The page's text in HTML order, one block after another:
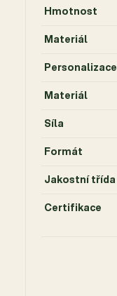
Hmotnost
Materiál
Personalizace
Materiál
Síla
Formát
Jakostní třída
Certifikace